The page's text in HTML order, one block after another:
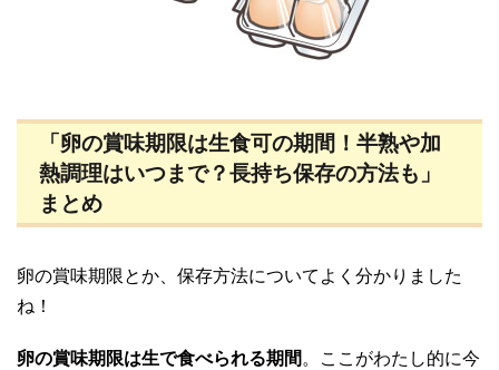
「卵の賞味期限は生食可の期間！半熟や加
熱調理はいつまで？長持ち保存の方法も」
まとめ
卵の賞味期限とか、保存方法についてよく分かりました
ね！
卵の賞味期限は生で食べられる期間 。ここがわたし的に今